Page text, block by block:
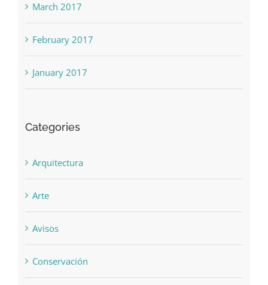
March 2017
February 2017
January 2017
Categories
Arquitectura
Arte
Avisos
Conservación